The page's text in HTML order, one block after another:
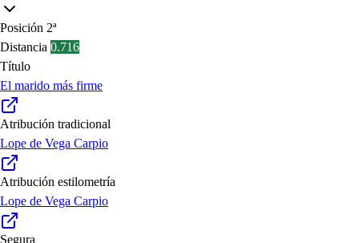
Posición 2ª
Distancia 0.716
Título
El marido más firme
Atribución tradicional
Lope de Vega Carpio
Atribución estilometría
Lope de Vega Carpio
Segura